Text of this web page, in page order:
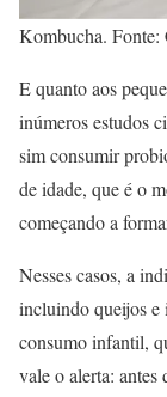
Kombucha. Fonte:
E quanto aos
inúmeros estudos
sim consumir
de idade, que é o
começando a
Nesses casos, a
incluindo queijos e
consumo infantil,
vale o alerta: antes